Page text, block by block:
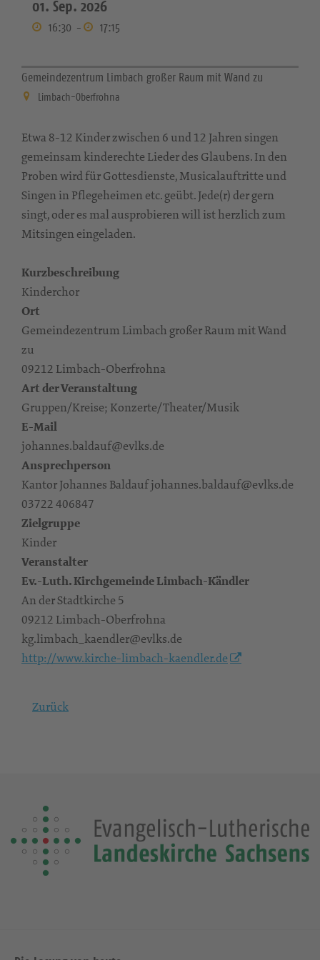
01. Sep. 2026
16:30 - 17:15
Gemeindezentrum Limbach großer Raum mit Wand zu
Limbach-Oberfrohna
Etwa 8-12 Kinder zwischen 6 und 12 Jahren singen
gemeinsam kinderechte Lieder des Glaubens. In den
Proben wird für Gottesdienste, Musicalauftritte und
Singen in Pflegeheimen etc. geübt. Jede(r) der gern
singt, oder es mal ausprobieren will ist herzlich zum
Mitsingen eingeladen.
Kurzbeschreibung
Kinderchor
Ort
Gemeindezentrum Limbach großer Raum mit Wand
zu
09212 Limbach-Oberfrohna
Art der Veranstaltung
Gruppen/Kreise; Konzerte/Theater/Musik
E-Mail
johannes.baldauf@evlks.de
Ansprechperson
Kantor Johannes Baldauf johannes.baldauf@evlks.de
03722 406847
Zielgruppe
Kinder
Veranstalter
Ev.-Luth. Kirchgemeinde Limbach-Kändler
An der Stadtkirche 5
09212 Limbach-Oberfrohna
kg.limbach_kaendler@evlks.de
http://www.kirche-limbach-kaendler.de
Zurück